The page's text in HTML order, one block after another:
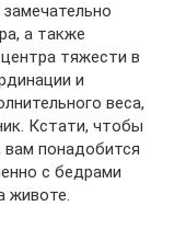
а также
тяжести в
и
веса,
Кстати, чтобы
вам понадобится
с бедрами
животе.